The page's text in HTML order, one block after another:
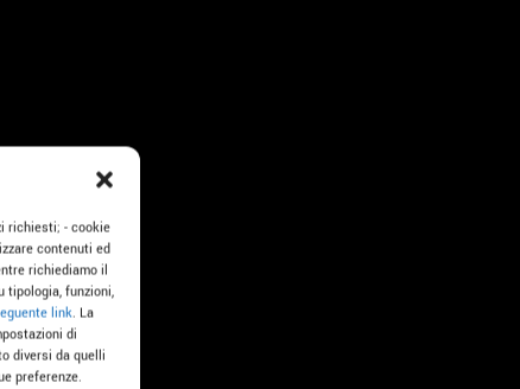
richiesti; - cookie
contenuti ed
richiediamo il
tipologia, funzioni,
link. La
di
diversi da quelli
preferenze.